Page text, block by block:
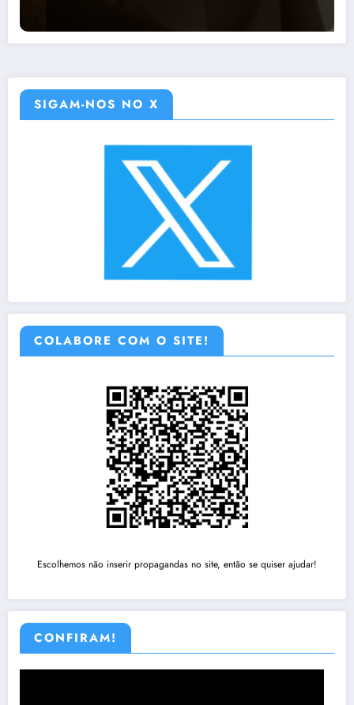
SIGAM-NOS NO X
COLABORE COM O SITE!
Escolhemos não inserir propagandas no site, então se quiser ajudar!
CONFIRAM!